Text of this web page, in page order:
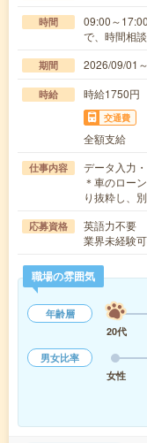
時間
09:00～
で、時間相
期間 2026/09/01
時給 時給1750円
交通費
全額支給
仕事内容
データ入力
＊車のロー
り抜粋し、
応募資格
英語力不要
業界未経験
職場の雰囲気
年齢層
20代
男女比率
女性